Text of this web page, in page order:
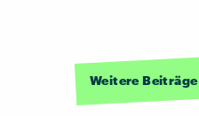
Weitere Beiträge